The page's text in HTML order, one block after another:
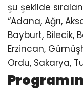
şu şekilde
“Adana, Ağrı,
Bayburt, Bilecik,
Erzincan,
Ordu, Sakarya,